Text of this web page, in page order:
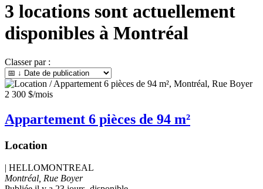
3 locations sont actuellement
disponibles à Montréal
Classer par :
2 300 $/mois
Appartement 6 pièces de 94 m²
Location
| HELLOMONTREAL
Montréal, Rue Boyer